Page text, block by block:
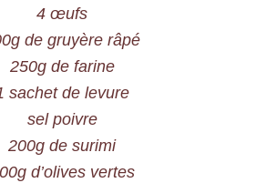
4 œufs
de gruyère râpé
250g de farine
sachet de levure
sel poivre
200g de surimi
d’olives vertes